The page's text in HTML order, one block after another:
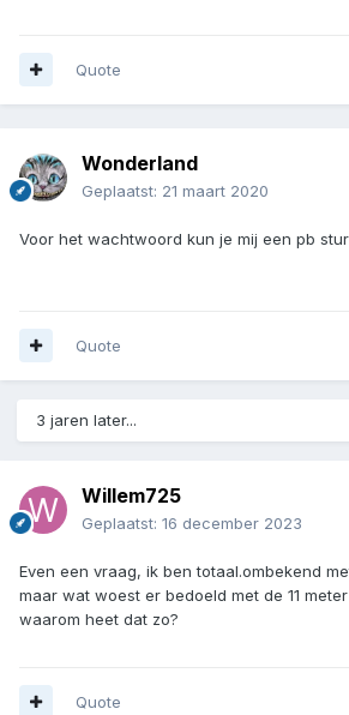
Quote
Wonderland
Geplaatst: 21 maart 2020
Voor het wachtwoord kun je mij een pb
Quote
3 jaren later...
Willem725
Geplaatst: 16 december 2023
Even een vraag, ik ben totaal.ombekend
maar wat woest er bedoeld met de 11
waarom heet dat zo?
Quote